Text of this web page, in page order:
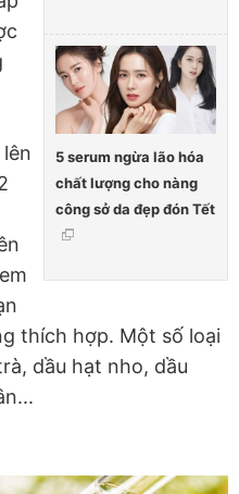
5 serum ngừa lão hóa
chất lượng cho nàng
công sở da đẹp đón Tết
thích hợp. Một số loại
dầu hạt nho, dầu